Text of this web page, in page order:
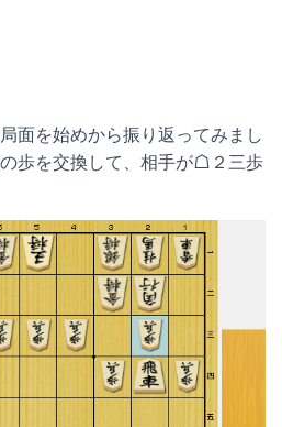
面を始めから振り返ってみまし
歩を交換して、相手が☖２三歩